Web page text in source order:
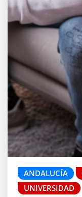
ANDALUCÍA
UNIVERSIDAD